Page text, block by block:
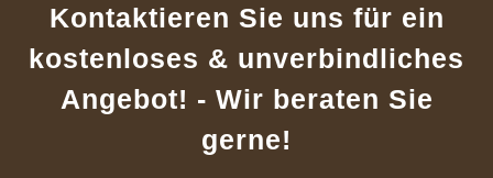
Kontaktieren Sie uns für ein
kostenloses & unverbindliches
Angebot! - Wir beraten Sie
gerne!